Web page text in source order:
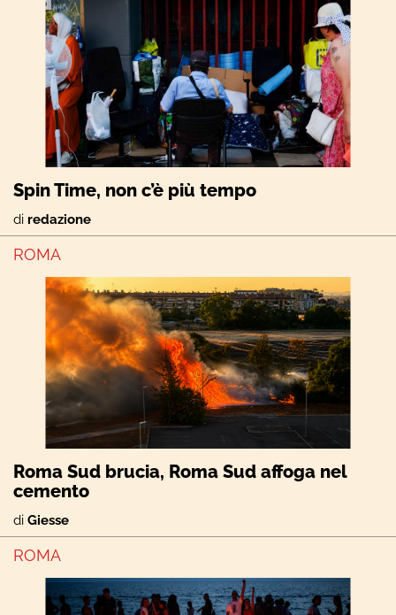
Spin Time, non c’è più tempo
di redazione
ROMA
Roma Sud brucia, Roma Sud affoga nel
cemento
di Giesse
ROMA